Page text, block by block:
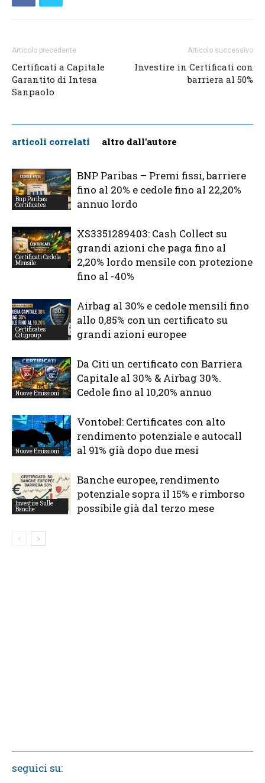
Articolo precedente
Certificati a Capitale
Garantito di Intesa
Sanpaolo
Articolo successivo
Investire in Certificati con
barriera al 50%
articoli correlati altro dall'autore
Bnp Paribas
Certificates
BNP Paribas – Premi fissi, barriere
fino al 20% e cedole fino al 22,20%
annuo lordo
Certificati Cedola
Mensile
XS3351289403: Cash Collect su
grandi azioni che paga fino al
2,20% lordo mensile con protezione
fino al -40%
Certificates
Citigroup
Airbag al 30% e cedole mensili fino
allo 0,85% con un certificato su
grandi azioni europee
Nuove Emissioni
Da Citi un certificato con Barriera
Capitale al 30% & Airbag 30%.
Cedole fino al 10,20% annuo
Nuove Emissioni
Vontobel: Certificates con alto
rendimento potenziale e autocall
al 91% già dopo due mesi
Investire Sulle
Banche
Banche europee, rendimento
potenziale sopra il 15% e rimborso
possibile già dal terzo mese
seguici su: